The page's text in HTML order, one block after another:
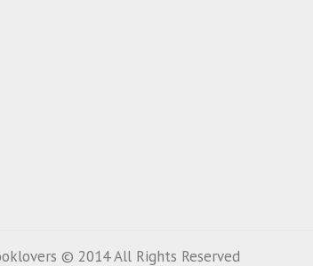
© 2014 All Rights Reserved